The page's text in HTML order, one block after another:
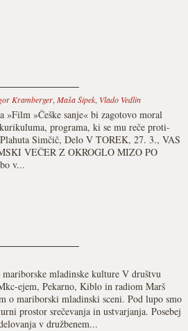
Kramberger, Maša Šipek, Vlado Vedlin
»Češke sanje« bi zagotovo moral
programa, ki se mu reče proti-
Simčič, Delo V TOREK, 27. 3., VAS
VEČER Z OKROGLO MIZO PO
v...
mladinske kulture V društvu
ejem, Pekarno, Kiblo in radiom Marš
o mariborski mladinski sceni. Pod lupo smo
prostor srečevanja in ustvarjanja. Posebej
v družbenem...